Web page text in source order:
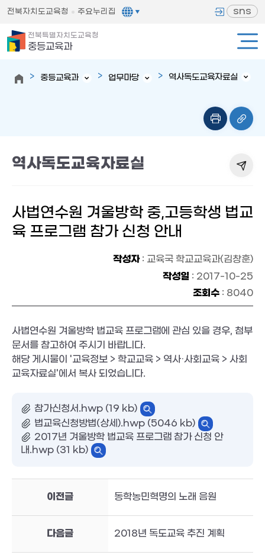
전북자치도교육청 주요누리집 sns
전북특별자치도교육청
중등교육과
중등교육과 업무마당 역사독도교육자료실
역사독도교육자료실
사법연수원 겨울방학 중,고등학생 법교
육 프로그램 참가 신청 안내
작성자: 교육국 학교교육과(김창훈)
작성일 : 2017-10-25
조회수 : 8040
사법연수원 겨울방학 법교육 프로그램에 관심 있을 경우, 첨부
문서를 참고하여 주시기 바랍니다.
해당 게시물이 '교육정보 > 학교교육 > 역사·사회교육 > 사회
교육자료실'에서 복사 되었습니다.
참가신청서.hwp (19 kb)
법교육신청방법(상세).hwp (5046 kb)
2017년 겨울방학 법교육 프로그램 참가 신청 안
내.hwp (31 kb)
이전글 동학농민혁명의 노래 음원
다음글 2018년 독도교육 추진 계획